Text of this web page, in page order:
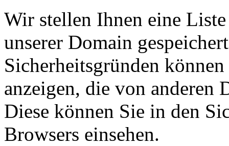
Wir stellen Ihnen eine
unserer Domain
Sicherheitsgründen
anzeigen, die von anderen
Diese können Sie in den
Browsers einsehen.